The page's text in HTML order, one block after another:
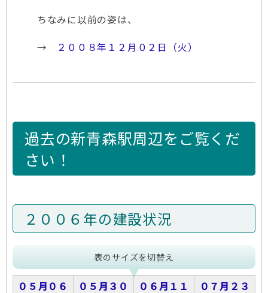
ちなみに以前の姿は、
→
２００８年１２月０２日（火）
過去の新青森駅周辺をご覧くだ
さい！
２００６年の建設状況
表のサイズを切替え
０５月０６ ０５月３０ ０６月１１ ０７月２３